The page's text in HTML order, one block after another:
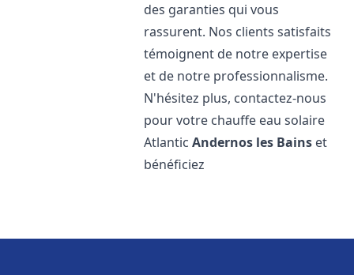
des garanties qui vous
rassurent. Nos clients satisfaits
témoignent de notre expertise
et de notre professionnalisme.
N'hésitez plus, contactez-nous
pour votre chauffe eau solaire
AtlanticAndernos les Bains et
bénéficiez